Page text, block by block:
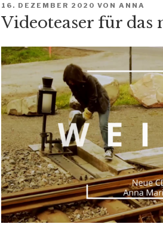
VERÖFFENTLICHT
AM
16. DEZEMBER 2020 VON ANNA
Videoteaser für das